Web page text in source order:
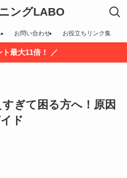
ングLABO
お問い合わせ お役立ちリンク集
ト最大11倍！ ／
ぎて困る方へ！原因
ド